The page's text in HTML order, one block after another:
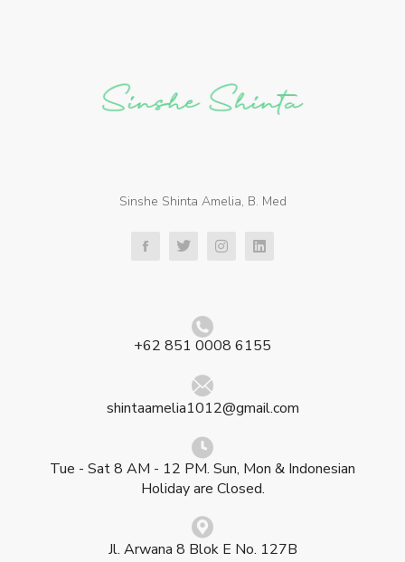
Sinshe Shinta Amelia, B. Med
+62 851 0008 6155
shintaamelia1012@gmail.com
Tue - Sat 8 AM - 12 PM. Sun, Mon & Indonesian
Holiday are Closed.
Jl. Arwana 8 Blok E No. 127B